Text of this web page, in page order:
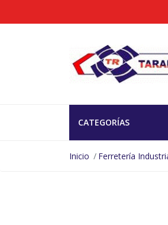
CATEGORÍAS
Inicio Ferretería